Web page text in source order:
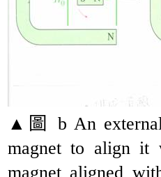
▲ 圖 b An
magnet to align it
magnet aligned